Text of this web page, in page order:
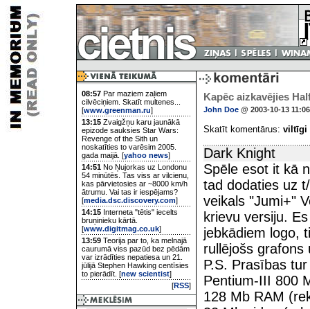
08:57 Par maziem zaļiem
cilvēciņiem. Skatīt multenes...
[www.greenman.ru]
13:15 Zvaigžņu karu jaunākā
epizode sauksies Star Wars:
Revenge of the Sith un
noskatīties to varēsim 2005.
gada maijā. [yahoo news]
14:51 No Ņujorkas uz Londonu
54 minūtēs. Tas viss ar vilcienu,
kas pārvietosies ar ~8000 km/h
ātrumu. Vai tas ir iespējams?
[media.dsc.discovery.com]
14:15 Interneta "tētis" iecelts
bruņinieku kārtā.
[www.digitmag.co.uk]
13:59 Teorija par to, ka melnajā
caurumā viss pazūd bez pēdām
var izrādīties nepatiesa un 21.
jūlijā Stephen Hawking centīsies
to pierādīt. [new scientist]
[RSS]
Kapēc aizkavējies
John Doe @ 2003-10-13 11:06
Skatīt komentārus: viltīgi
Dark Knight
Spēle esot it kā
tad dodaties uz
veikals "Jumi+"
krievu versiju.
jebkādiem logo,
rullējošs grafons
P.S. Prasības
Pentium-III 800
128 Mb RAM